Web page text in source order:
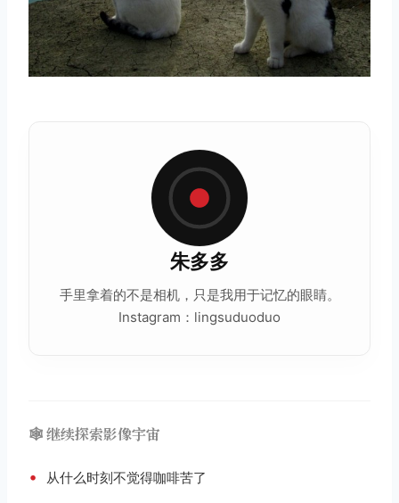
朱多多
手里拿着的不是相机，只是我用于记忆的眼睛。
Instagram：lingsuduoduo
🕸️ 继续探索影像宇宙
• 从什么时刻不觉得咖啡苦了